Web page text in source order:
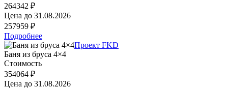
264342 ₽
Цена до 31.08.2026
257959 ₽
Подробнее
Проект FKD
Баня из бруса 4×4
Стоимость
354064 ₽
Цена до 31.08.2026